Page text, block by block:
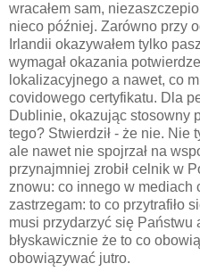
wracałem sam,
nieco później. Zarówno przy
Irlandii okazywałem tylko
wymagał okazania
lokalizacyjnego a nawet, co
covidowego certyfikatu. Dla
Dublinie, okazując stosowny
tego? Stwierdził - że nie. Nie
ale nawet nie spojrzał na
przynajmniej zrobił celnik w
znowu: co innego w mediach
zastrzegam: to co przytrafiło
musi przydarzyć się Państwu
błyskawicznie że to co
obowiązywać jutro.